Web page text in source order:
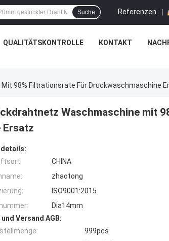
Referenzen |
Suche
QUALITÄTSKONTROLLE KONTAKT
98% Filtrationsrate Für Druckwaschmaschine
Waschmaschine mit
CHINA
zhaotong
ISO9001:2015
Dia14mm
Versand AGB:
999pcs